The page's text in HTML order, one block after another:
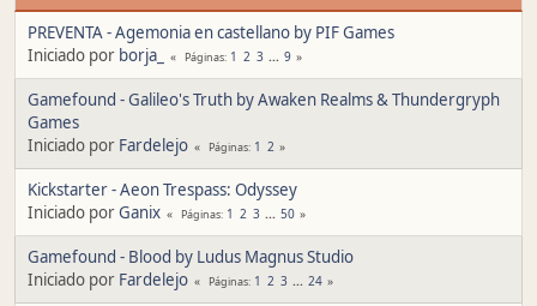
PREVENTA - Agemonia en castellano by PIF Games
Iniciado por borja_ Páginas 1 2 3 ... 9
Gamefound - Galileo's Truth by Awaken Realms & Thundergryph
Games
Iniciado por Fardelejo Páginas 1 2
Kickstarter - Aeon Trespass: Odyssey
Iniciado porGanix Páginas 1 2 3 ... 50
Gamefound - Blood by Ludus Magnus Studio
Iniciado por Fardelejo Páginas 1 2 3 ... 24